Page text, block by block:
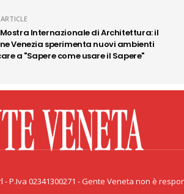
Mostra Internazionale di Architettura: il
Venezia sperimenta nuovi ambienti
a "Sapere come usare il Sapere"
- P.Iva 02341300271 - Gente Veneta non è